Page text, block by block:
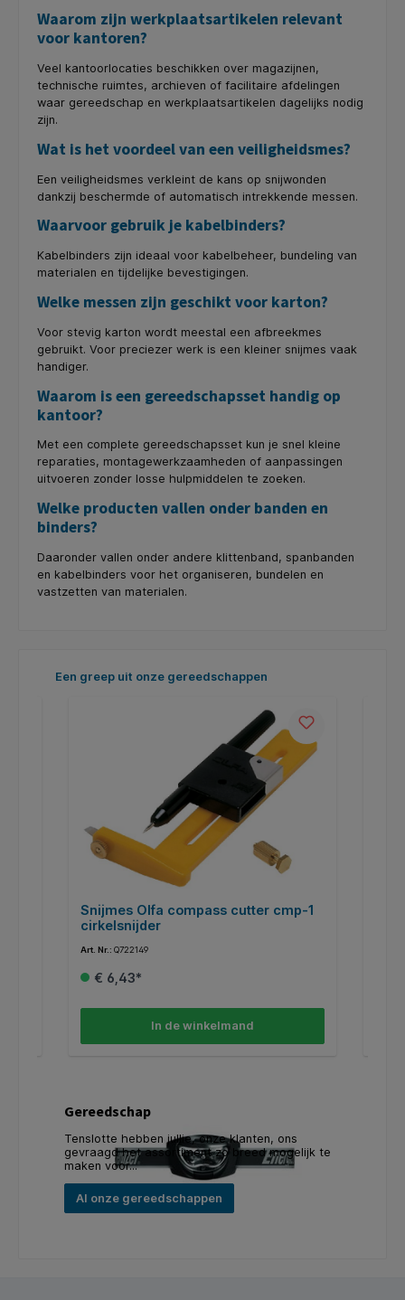
Waarom zijn werkplaatsartikelen relevant
voor kantoren?
Veel kantoorlocaties beschikken over magazijnen,
technische ruimtes, archieven of facilitaire afdelingen
waar gereedschap en werkplaatsartikelen dagelijks nodig
zijn.
Wat is het voordeel van een veiligheidsmes?
Een veiligheidsmes verkleint de kans op snijwonden
dankzij beschermde of automatisch intrekkende messen.
Waarvoor gebruik je kabelbinders?
Kabelbinders zijn ideaal voor kabelbeheer, bundeling van
materialen en tijdelijke bevestigingen.
Welke messen zijn geschikt voor karton?
Voor stevig karton wordt meestal een afbreekmes
gebruikt. Voor preciezer werk is een kleiner snijmes vaak
handiger.
Waarom is een gereedschapsset handig op
kantoor?
Met een complete gereedschapsset kun je snel kleine
reparaties, montagewerkzaamheden of aanpassingen
uitvoeren zonder losse hulpmiddelen te zoeken.
Welke producten vallen onder banden en
binders?
Daaronder vallen onder andere klittenband, spanbanden
en kabelbinders voor het organiseren, bundelen en
vastzetten van materialen.
Productgalerij overslaan
Een greep uit onze gereedschappen
Snijmes Olfa compass cutter cmp-1
cirkelsnijder
Art. Nr.: Q722149
€ 6,43*
In de winkelmand
Gereedschap
Tenslotte hebben jullie, onze klanten, ons
gevraagd het assortiment zo breed mogelijk te
maken voor...
Al onze gereedschappen